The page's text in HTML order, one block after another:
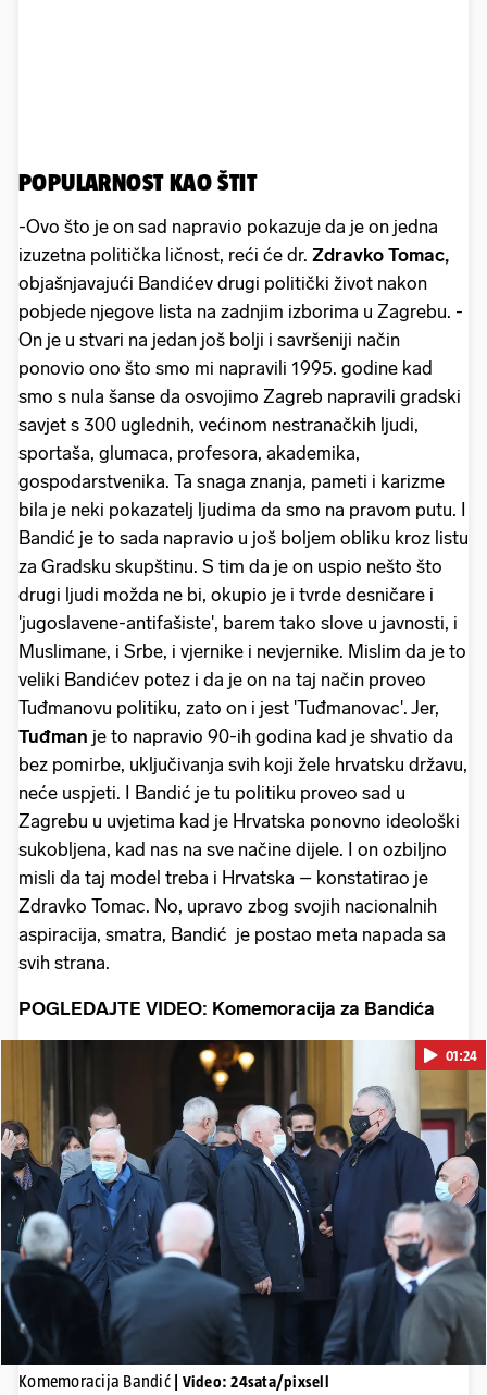
POPULARNOST KAO ŠTIT
-Ovo što je on sad napravio pokazuje da je on jedna
izuzetna politička ličnost, reći će dr. Zdravko Tomac,
objašnjavajući Bandićev drugi politički život nakon
pobjede njegove lista na zadnjim izborima u Zagrebu. -
On je u stvari na jedan još bolji i savršeniji način
ponovio ono što smo mi napravili 1995. godine kad
smo s nula šanse da osvojimo Zagreb napravili gradski
savjet s 300 uglednih, većinom nestranačkih ljudi,
sportaša, glumaca, profesora, akademika,
gospodarstvenika. Ta snaga znanja, pameti i karizme
bila je neki pokazatelj ljudima da smo na pravom putu. I
Bandić je to sada napravio u još boljem obliku kroz listu
za Gradsku skupštinu. S tim da je on uspio nešto što
drugi ljudi možda ne bi, okupio je i tvrde desničare i
'jugoslavene-antifašiste', barem tako slove u javnosti, i
Muslimane, i Srbe, i vjernike i nevjernike. Mislim da je to
veliki Bandićev potez i da je on na taj način proveo
Tuđmanovu politiku, zato on i jest 'Tuđmanovac'. Jer,
Tuđman je to napravio 90-ih godina kad je shvatio da
bez pomirbe, uključivanja svih koji žele hrvatsku državu,
neće uspjeti. I Bandić je tu politiku proveo sad u
Zagrebu u uvjetima kad je Hrvatska ponovno ideološki
sukobljena, kad nas na sve načine dijele. I on ozbiljno
misli da taj model treba i Hrvatska – konstatirao je
Zdravko Tomac. No, upravo zbog svojih nacionalnih
aspiracija, smatra, Bandić je postao meta napada sa
svih strana.
POGLEDAJTE VIDEO: Komemoracija za Bandića
Pokretanje videa...
01:24
Komemoracija Bandić | Video: 24sata/pixsell